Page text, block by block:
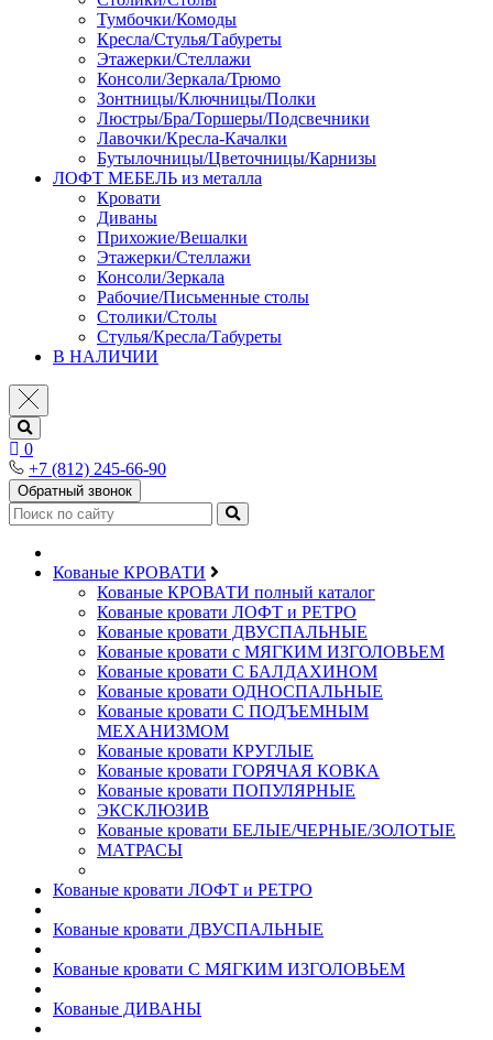
Тумбочки/Комоды
Кресла/Стулья/Табуреты
Этажерки/Стеллажи
Консоли/Зеркала/Трюмо
Зонтницы/Ключницы/Полки
Люстры/Бра/Торшеры/Подсвечники
Лавочки/Кресла-Качалки
Бутылочницы/Цветочницы/Карнизы
ЛОФТ МЕБЕЛЬ из металла
Кровати
Диваны
Прихожие/Вешалки
Этажерки/Стеллажи
Консоли/Зеркала
Рабочие/Письменные столы
Столики/Столы
Стулья/Кресла/Табуреты
В НАЛИЧИИ
0
+7 (812) 245-66-90
Обратный звонок
Кованые КРОВАТИ
Кованые КРОВАТИ полный каталог
Кованые кровати ЛОФТ и РЕТРО
Кованые кровати ДВУСПАЛЬНЫЕ
Кованые кровати с МЯГКИМ ИЗГОЛОВЬЕМ
Кованые кровати С БАЛДАХИНОМ
Кованые кровати ОДНОСПАЛЬНЫЕ
Кованые кровати С ПОДЪЕМНЫМ
МЕХАНИЗМОМ
Кованые кровати КРУГЛЫЕ
Кованые кровати ГОРЯЧАЯ КОВКА
Кованые кровати ПОПУЛЯРНЫЕ
ЭКСКЛЮЗИВ
Кованые кровати БЕЛЫЕ/ЧЕРНЫЕ/ЗОЛОТЫЕ
МАТРАСЫ
Кованые кровати ЛОФТ и РЕТРО
Кованые кровати ДВУСПАЛЬНЫЕ
Кованые кровати С МЯГКИМ ИЗГОЛОВЬЕМ
Кованые ДИВАНЫ